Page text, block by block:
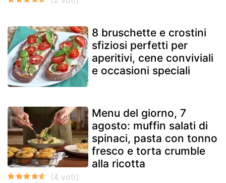
8 bruschette e crostini
sfiziosi perfetti per
aperitivi, cene conviviali
e occasioni speciali
Menu del giorno, 7
agosto: muffin salati di
spinaci, pasta con tonno
fresco e torta crumble
alla ricotta